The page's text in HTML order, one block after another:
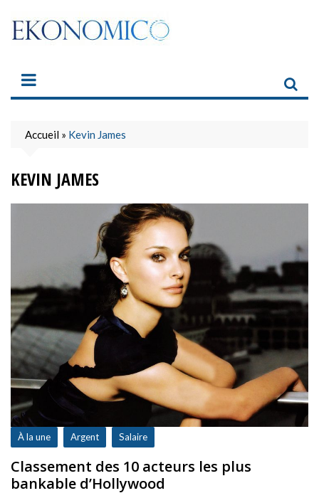
content
Accueil » Kevin James
KEVIN JAMES
À la une Argent Salaire
Classement des 10 acteurs les plus
bankable d’Hollywood